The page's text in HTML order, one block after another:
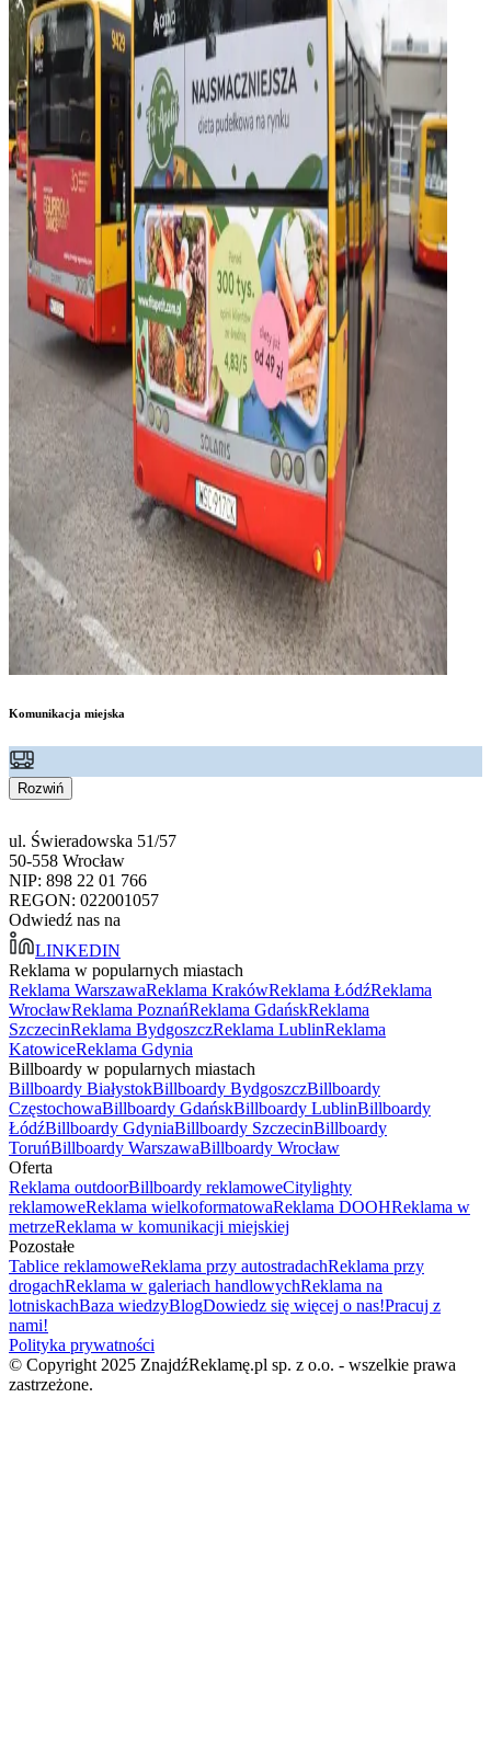
Komunikacja miejska
Rozwiń
ul. Świeradowska 51/57
50-558 Wrocław
NIP: 898 22 01 766
REGON: 022001057
Odwiedź nas na
LINKEDIN
Reklama w popularnych miastach
Reklama WarszawaReklama KrakówReklama ŁódźReklama
WrocławReklama PoznańReklama GdańskReklama
SzczecinReklama BydgoszczReklama LublinReklama
KatowiceReklama Gdynia
Billboardy w popularnych miastach
Billboardy BiałystokBillboardy BydgoszczBillboardy
CzęstochowaBillboardy GdańskBillboardy LublinBillboardy
ŁódźBillboardy GdyniaBillboardy SzczecinBillboardy
ToruńBillboardy WarszawaBillboardy Wrocław
Oferta
Reklama outdoorBillboardy reklamoweCitylighty
reklamoweReklama wielkoformatowaReklama DOOHReklama w
metrzeReklama w komunikacji miejskiej
Pozostałe
Tablice reklamoweReklama przy autostradachReklama przy
drogachReklama w galeriach handlowychReklama na
lotniskachBaza wiedzyBlogDowiedz się więcej o nas!Pracuj z
nami!
Polityka prywatności
© Copyright 2025 ZnajdźReklamę.pl sp. z o.o. - wszelkie prawa
zastrzeżone.